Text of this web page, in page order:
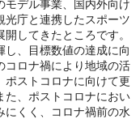
モデル事業、国内外向け
光庁と連携したスポーツ
してきたところです。
、目標数値の達成に向
コロナ禍により地域の活
ポストコロナに向けて更
た、ポストコロナにおい
にくく、コロナ禍前の水